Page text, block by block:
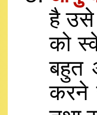
है उसे
को
बहुत
करने